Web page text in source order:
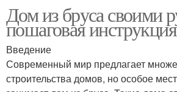
Дом из бруса своими
пошаговая инструкция
Введение
Современный мир предлагает
строительства домов, но особое